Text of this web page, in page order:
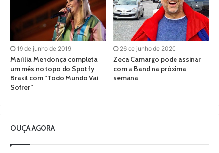
19 de junho de 2019
Marília Mendonça completa
um mês no topo do Spotify
Brasil com “Todo Mundo Vai
Sofrer”
26 de junho de 2020
Zeca Camargo pode assinar
com a Band na próxima
semana
OUÇA AGORA